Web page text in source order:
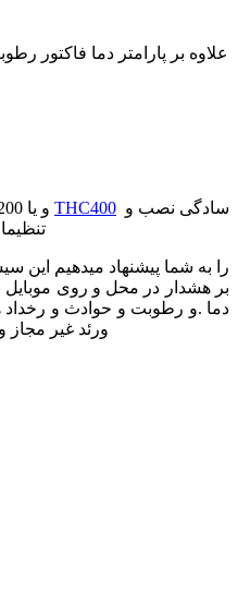
علاوه بر پارامتر دما فاکتور
THC400
بر هشدار در محل و روی موبایل
دما .و رطوبت و حوادث و رخداد
ورئد غیر مجاز